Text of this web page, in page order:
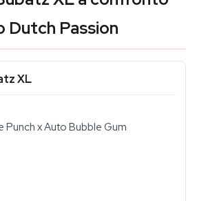
Dutch Passion
XL
Punch x Auto Bubble Gum